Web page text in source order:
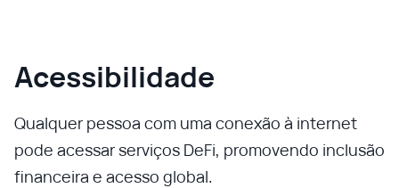
Acessibilidade
Qualquer pessoa com uma conexão à internet
pode acessar serviços DeFi, promovendo inclusão
financeira e acesso global.